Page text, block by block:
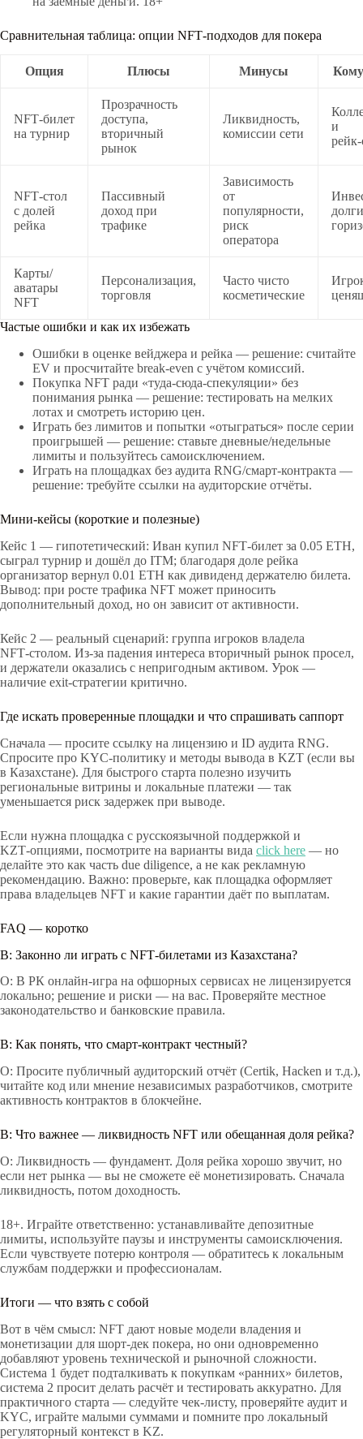
Сравнительная таблица: опции NFT‑подходов для покера
Опция Плюсы Минусы
NFT‑билет
на турнир
Прозрачность
доступа,
вторичный
рынок
Ликвидность,
комиссии сети
и
NFT‑стол
с долей
рейка
Пассивный
доход при
трафике
Зависимость
от
популярности,
риск
оператора
Карты/
аватары
NFT
Персонализация,
торговля
Часто чисто
косметические
Частые ошибки и как их избежать
Ошибки в оценке вейджера и рейка — решение: считайте
EV и просчитайте break‑even с учётом комиссий.
Покупка NFT ради «туда‑сюда‑спекуляции» без
понимания рынка — решение: тестировать на мелких
лотах и смотреть историю цен.
Играть без лимитов и попытки «отыграться» после серии
проигрышей — решение: ставьте дневные/недельные
лимиты и пользуйтесь самоисключением.
Играть на площадках без аудита RNG/смарт‑контракта —
решение: требуйте ссылки на аудиторские отчёты.
Мини‑кейсы (короткие и полезные)
Кейс 1 — гипотетический: Иван купил NFT‑билет за 0.05 ETH,
сыграл турнир и дошёл до ITM; благодаря доле рейка
организатор вернул 0.01 ETH как дивиденд держателю билета.
Вывод: при росте трафика NFT может приносить
дополнительный доход, но он зависит от активности.
Кейс 2 — реальный сценарий: группа игроков владела
NFT‑столом. Из‑за падения интереса вторичный рынок просел,
и держатели оказались с непригодным активом. Урок —
наличие exit‑стратегии критично.
Где искать проверенные площадки и что спрашивать саппорт
Сначала — просите ссылку на лицензию и ID аудита RNG.
Спросите про KYC‑политику и методы вывода в KZT (если вы
в Казахстане). Для быстрого старта полезно изучить
региональные витрины и локальные платежи — так
уменьшается риск задержек при выводе.
Если нужна площадка с русскоязычной поддержкой и
KZT‑опциями, посмотрите на варианты вида click here — но
делайте это как часть due diligence, а не как рекламную
рекомендацию. Важно: проверьте, как площадка оформляет
права владельцев NFT и какие гарантии даёт по выплатам.
FAQ — коротко
В: Законно ли играть с NFT‑билетами из Казахстана?
О: В РК онлайн‑игра на офшорных сервисах не лицензируется
локально; решение и риски — на вас. Проверяйте местное
законодательство и банковские правила.
В: Как понять, что смарт‑контракт честный?
О: Просите публичный аудиторский отчёт (Certik, Hacken и т.д.),
читайте код или мнение независимых разработчиков, смотрите
активность контрактов в блокчейне.
В: Что важнее — ликвидность NFT или обещанная доля рейка?
О: Ликвидность — фундамент. Доля рейка хорошо звучит, но
если нет рынка — вы не сможете её монетизировать. Сначала
ликвидность, потом доходность.
18+. Играйте ответственно: устанавливайте депозитные
лимиты, используйте паузы и инструменты самоисключения.
Если чувствуете потерю контроля — обратитесь к локальным
службам поддержки и профессионалам.
Итоги — что взять с собой
Вот в чём смысл: NFT дают новые модели владения и
монетизации для шорт‑дек покера, но они одновременно
добавляют уровень технической и рыночной сложности.
Система 1 будет подталкивать к покупкам «ранних» билетов,
система 2 просит делать расчёт и тестировать аккуратно. Для
практичного старта — следуйте чек‑листу, проверяйте аудит и
KYC, играйте малыми суммами и помните про локальный
регуляторный контекст в KZ.